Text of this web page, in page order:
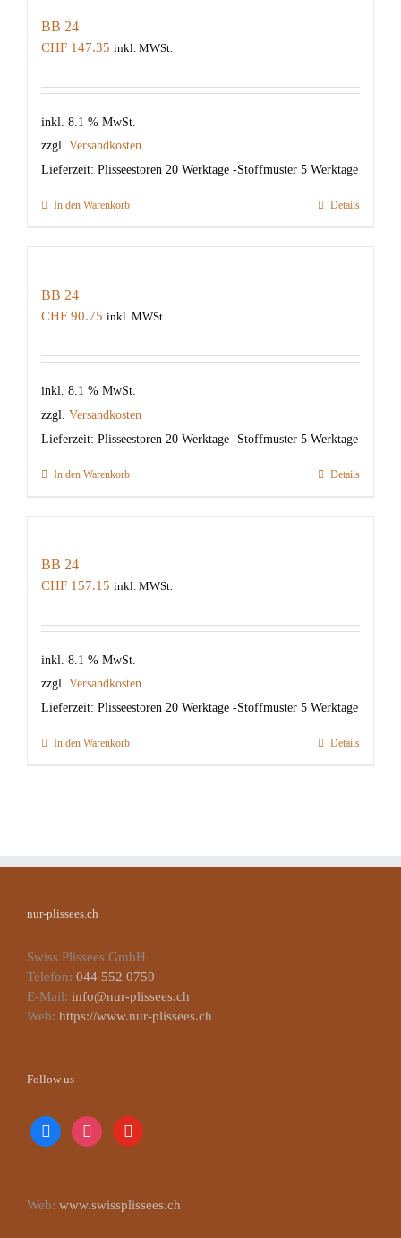
BB 24
CHF 147.35 inkl. MWSt.
inkl. 8.1 % MwSt.
zzgl. Versandkosten
Lieferzeit: Plisseestoren 20 Werktage -Stoffmuster 5 Werktage
In den Warenkorb Details
BB 24
CHF 90.75 inkl. MWSt.
inkl. 8.1 % MwSt.
zzgl. Versandkosten
Lieferzeit: Plisseestoren 20 Werktage -Stoffmuster 5 Werktage
In den Warenkorb Details
BB 24
CHF 157.15 inkl. MWSt.
inkl. 8.1 % MwSt.
zzgl. Versandkosten
Lieferzeit: Plisseestoren 20 Werktage -Stoffmuster 5 Werktage
In den Warenkorb Details
nur-plissees.ch
Swiss Plissees GmbH
Telefon: 044 552 0750
E-Mail: info@nur-plissees.ch
Web: https://www.nur-plissees.ch
Follow us
facebookinstagramyoutube
Web: www.swissplissees.ch